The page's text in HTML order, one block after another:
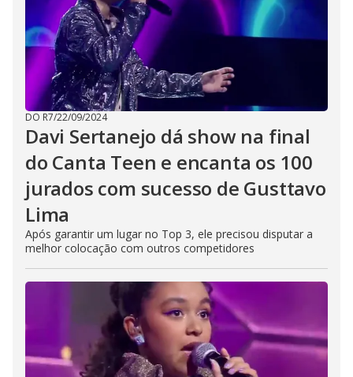
DO R7/22/09/2024
Davi Sertanejo dá show na final
do Canta Teen e encanta os 100
jurados com sucesso de Gusttavo
Lima
Após garantir um lugar no Top 3, ele precisou disputar a
melhor colocação com outros competidores